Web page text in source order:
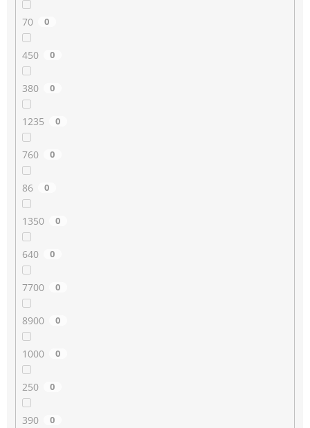
70 0
450 0
380 0
1235 0
760 0
86 0
1350 0
640 0
7700 0
8900 0
1000 0
250 0
390 0